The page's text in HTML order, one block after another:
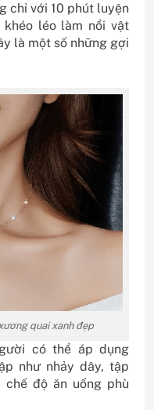
chỉ với 10 phút luyện
léo làm nổi vật
là một số những gợi
quai xanh đẹp
có thể áp dụng
như nhảy dây, tập
độ ăn uống phù